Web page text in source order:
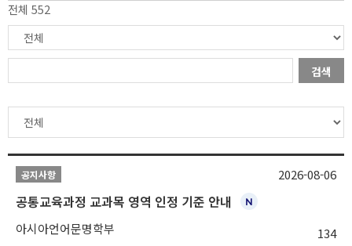
전체 552
검색
공지사항
공통교육과정 교과목 영역 인정 기준 안내
아시아언어문명학부 134
2026-08-06